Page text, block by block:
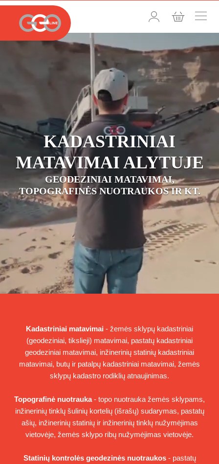
KADASTRINIAI
MATAVIMAI ALYTUJE
GEODEZINIAI MATAVIMAI,
TOPOGRAFINĖS NUOTRAUKOS IR KT.
Kadastriniai matavimai - žemės sklypų kadastriniai
(geodeziniai, tikslieji) matavimai, pastatų kadastriniai
geodeziniai matavimai, inžinerinių statinių kadastriniai
matavimai, butų ir patalpų kadastriniai matavimai, žemės
sklypų kadastro rodiklių atnaujinimas.
Topografinė nuotrauka- topo nuotrauka žemės sklypams,
inžinerinių tinklų šulinių kortelių (išrašų) sudarymas, pastatų
ašių, inžinerinių statinių ir inžinerinių tinklų nužymėjimas
vietovėje, žemės sklypo ribų nužymėjimas vietovėje.
Statinių kontrolės geodezinės nuotraukos- pastatų